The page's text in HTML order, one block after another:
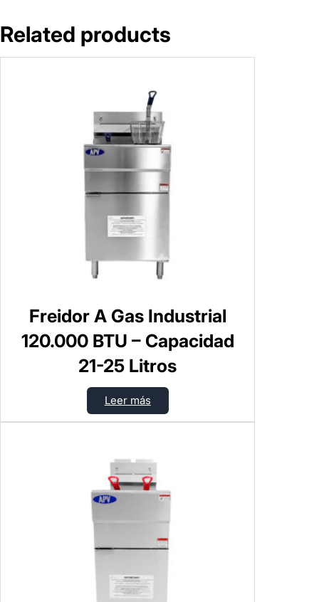
Related products
Freidor A Gas Industrial
120.000 BTU – Capacidad
21-25 Litros
Leer más